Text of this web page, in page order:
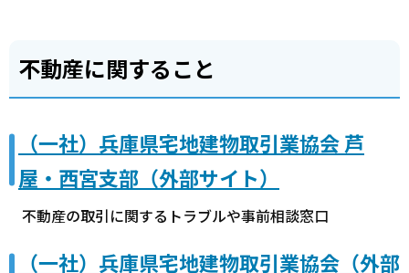
不動産に関すること
（一社）兵庫県宅地建物取引業協会 芦
屋・西宮支部（外部サイト）
不動産の取引に関するトラブルや事前相談窓口
（一社）兵庫県宅地建物取引業協会（外部